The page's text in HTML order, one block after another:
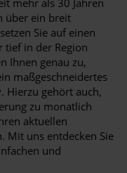
über ein breit
Sie auf einen
in der Region
Ihnen genau zu,
maßgeschneidertes
Hierzu gehört auch,
zu monatlich
aktuellen
Mit uns entdecken Sie
und